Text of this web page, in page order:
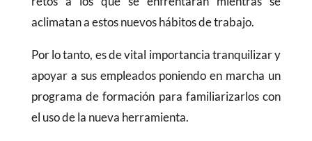
aclimatan a estos nuevos hábitos de trabajo.
Por lo tanto, es de vital importancia tranquilizar y
apoyar a sus empleados poniendo en marcha un
programa de formación para familiarizarlos con
el uso de la nueva herramienta.